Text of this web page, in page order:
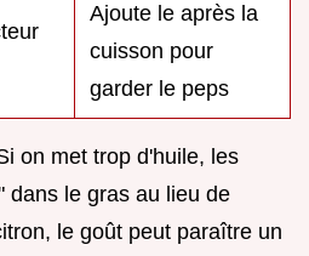
Ajoute le après la
cuisson pour
garder le peps
on met trop d'huile, les
dans le gras au lieu de
le goût peut paraître un